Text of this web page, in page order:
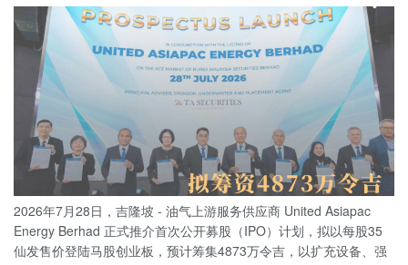
2026年7月28日，吉隆坡 - 油气上游服务供应商 United Asiapac
Energy Berhad 正式推介首次公开募股（IPO）计划，拟以每股35
仙发售价登陆马股创业板，预计筹集4873万令吉，以扩充设备、强